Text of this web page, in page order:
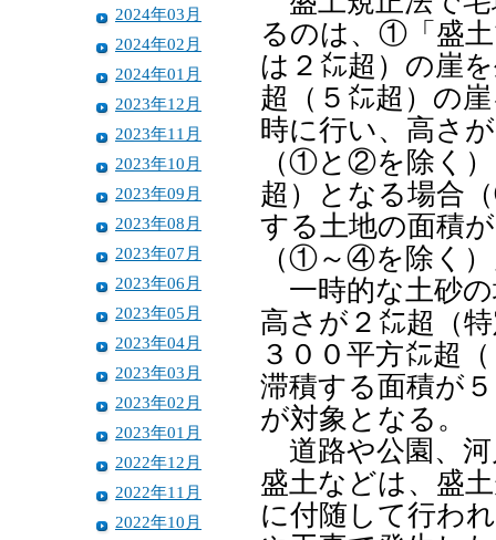
2024年03月
2024年02月
2024年01月
2023年12月
2023年11月
2023年10月
2023年09月
2023年08月
2023年07月
2023年06月
2023年05月
2023年04月
2023年03月
2023年02月
2023年01月
2022年12月
2022年11月
2022年10月
るのは、①「盛
は２㍍超）の崖
超（５㍍超）の
時に行い、高さ
（①と②を除く
超）となる場合
する土地の面積
（①～④を除く
一時的な土砂
高さが２㍍超（
３００平方㍍超
滞積する面積が
が対象となる。
道路や公園、河
盛土などは、盛
に付随して行わ